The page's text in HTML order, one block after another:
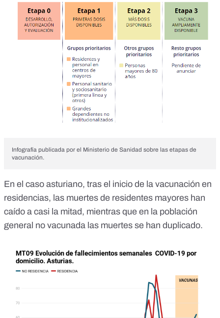
Infografía publicada por el Ministerio de Sanidad sobre las etapas de
vacunación.
En el caso asturiano, tras el inicio de la vacunación en
residencias, las muertes de residentes mayores han
caído a casi la mitad, mientras que en la población
general no vacunada las muertes se han duplicado.